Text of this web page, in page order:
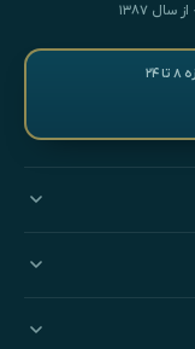
۱۳۸۷